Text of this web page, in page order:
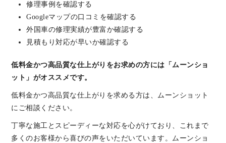
修理事例を確認する
Googleマップの口コミを確認する
外国車の修理実績が豊富か確認する
見積もり対応が早いか確認する
低料金かつ高品質な仕上がりをお求めの方には「ムーンショ
ット」がオススメです。
低料金かつ高品質な仕上がりを求める方は、ムーンショット
にご相談ください。
丁寧な施工とスピーディーな対応を心がけており、これまで
多くのお客様から喜びの声をいただいています。ムーンショ